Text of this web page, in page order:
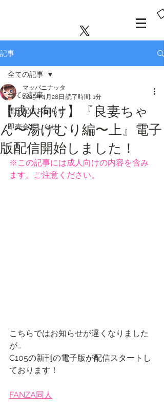
記事
全ての記事
電子配信お知らせ
即売会おしらせ
全ての記事
【成人向け】『良妻ちゃ
ん〜湯けむり編〜上』電子
版配信開始しました！
マッパニナッタ
2025年4月28日 読了時間: 1分
※この記事には成人向けの内容を含み
ます。ご注意ください。
こちらではお知らせが遅くなりました
が…
C105の新刊の電子版が配信スタートし
ております！
FANZA同人